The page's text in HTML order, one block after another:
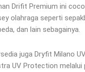
Drifit Premium ini
olahraga seperti
dan lain sebagainya.
juga Dryfit Milano
UV Protection